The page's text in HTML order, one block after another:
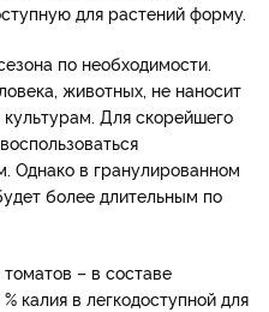
для растений форму.
по необходимости.
животных, не наносит
Для скорейшего
Однако в гранулированном
более длительным по
– в составе
калия в легкодоступной для